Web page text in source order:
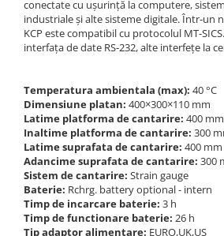
conectate cu ușurință la computere,
industriale și alte sisteme digitale. Într-un
KCP este compatibil cu protocolul MT-
interfața de date RS-232, alte interfețe la
Temperatura ambientala (max): 40 °C
Dimensiune platan: 400×300×110 mm
Latime platforma de cantarire: 400 mm
Inaltime platforma de cantarire: 300
Latime suprafata de cantarire: 400 mm
Adancime suprafata de cantarire: 300
Sistem de cantarire: Strain gauge
Baterie: Rchrg. battery optional - intern
Timp de incarcare baterie: 3 h
Timp de functionare baterie: 26 h
Tip adaptor alimentare: EURO,UK,US